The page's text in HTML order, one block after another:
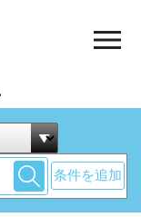
条件を追加